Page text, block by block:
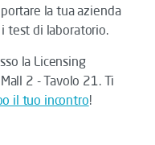
la tua azienda
test di laboratorio.
la Licensing
2 - Tavolo 21. Ti
il tuo incontro!